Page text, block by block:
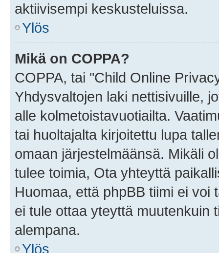
aktiivisempi keskusteluissa.
Ylös
Mikä on COPPA?
COPPA, tai "Child Online
Yhdysvaltojen laki nettisivuille,
alle kolmetoistavuotiailta.
tai huoltajalta kirjoitettu lupa
omaan järjestelmäänsä. Mikäli
tulee toimia, Ota yhteyttä
Huomaa, että phpBB tiimi ei
ei tule ottaa yteyttä muutenkuin
alempana.
Ylös